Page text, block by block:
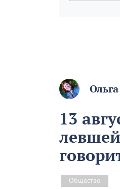
13
Общество